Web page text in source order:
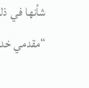
شأنها في
“مقدمي